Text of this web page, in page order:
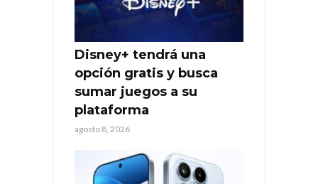
Disney+ tendrá una
opción gratis y busca
sumar juegos a su
plataforma
agosto 8, 2026